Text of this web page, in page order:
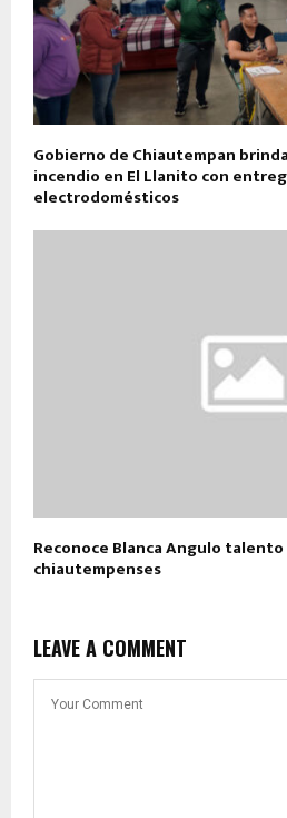
Gobierno de Chiautempan
incendio en El Llanito con
electrodomésticos
Reconoce Blanca Angulo
chiautempenses
LEAVE A COMMENT